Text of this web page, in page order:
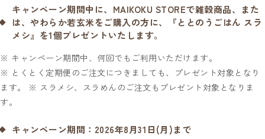
キャンペーン期間中に、MAIKOKU STOREで雑穀商品、また
は、やわらか若玄米をご購入の方に、『ととのうごはん スラ
メシ』を1個プレゼントいたします。
※ キャンペーン期間中、何回でもご利用いただけます。
※ とくとく定期便のご注文につきましても、プレゼント対象となり
ます。 ※ スラメシ、スラめんのご注文もプレゼント対象となりま
す。
キャンペーン期間：2026年8月31日(月)まで